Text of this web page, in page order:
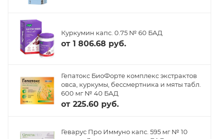
Куркумин капс. 0.75 № 60 БАД
от 1 806.68 руб.
Гепатокс БиоФорте комплекс экстрактов
овса, куркумы, бессмертника и мяты табл.
600 мг № 40 БАД
от 225.60 руб.
Геварус Про Иммуно капс. 595 мг № 10